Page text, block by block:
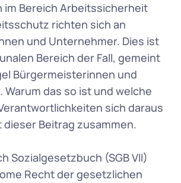
im Bereich Arbeitssicherheit
richten sich an
und Unternehmer. Dies ist
Bereich der Fall, gemeint
Bürgermeisterinnen und
Warum das so ist und welche
sich daraus
Beitrag zusammen.
Sozialgesetzbuch (SGB VII)
Recht der gesetzlichen